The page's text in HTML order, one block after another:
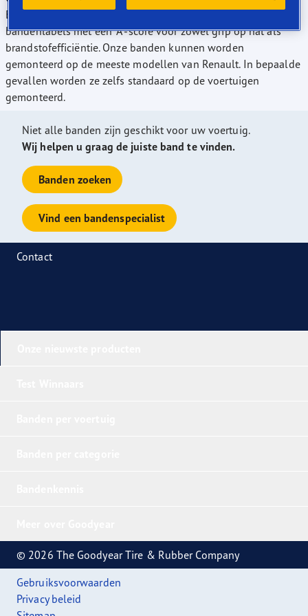
Bovendien zijn wij de marktleider voor Europese
bandenlabels met een "A"-score voor zowel grip op nat als
brandstofefficiëntie. Onze banden kunnen worden
gemonteerd op de meeste modellen van Renault. In bepaalde
gevallen worden ze zelfs standaard op de voertuigen
gemonteerd.
Niet alle banden zijn geschikt voor uw voertuig.
Wij helpen u graag de juiste band te vinden.
Banden zoeken
Vind een bandenspecialist
Contact
© 2026 The Goodyear Tire & Rubber Company
Gebruiksvoorwaarden
Privacy beleid